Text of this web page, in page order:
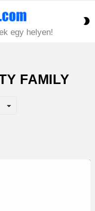
egy helyen!
FAMILY